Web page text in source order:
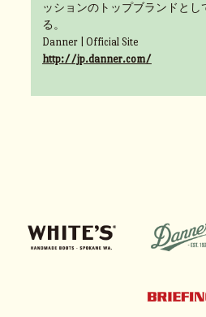
ッションのトップブランドと
る。
Danner | Official Site
http://jp.danner.com/